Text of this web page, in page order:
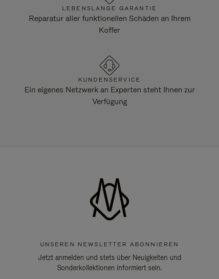
LEBENSLANGE GARANTIE
Reparatur aller funktionellen Schäden an Ihrem
Koffer
KUNDENSERVICE
Ein eigenes Netzwerk an Experten steht Ihnen zur
Verfügung
UNSEREN NEWSLETTER ABONNIEREN
Jetzt anmelden und stets über Neuigkeiten und
Sonderkollektionen informiert sein.